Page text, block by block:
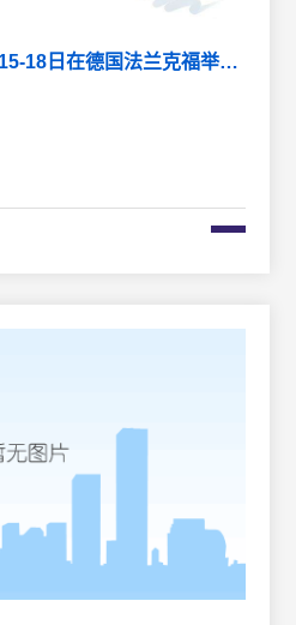
公司参加于2010年6月15-18日在德国法兰克福举行的光博会